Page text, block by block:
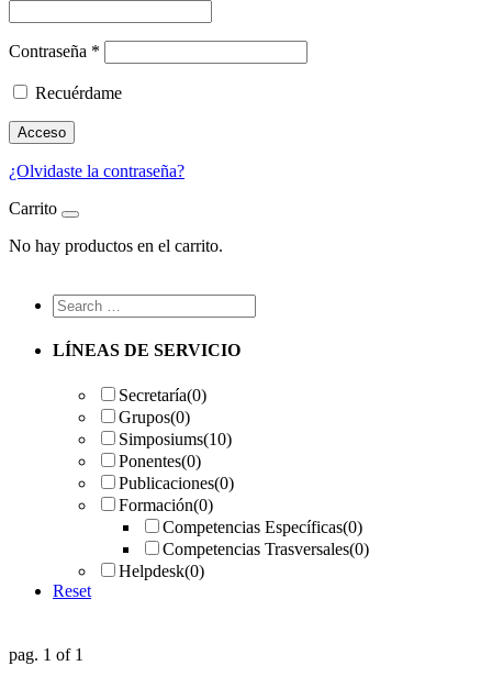
Contraseña *
Recuérdame
Acceso
¿Olvidaste la contraseña?
Carrito
No hay productos en el carrito.
LÍNEAS DE SERVICIO
Secretaría(0)
Grupos(0)
Simposiums(10)
Ponentes(0)
Publicaciones(0)
Formación(0)
Competencias Específicas(0)
Competencias Trasversales(0)
Helpdesk(0)
Reset
pag. 1 of 1